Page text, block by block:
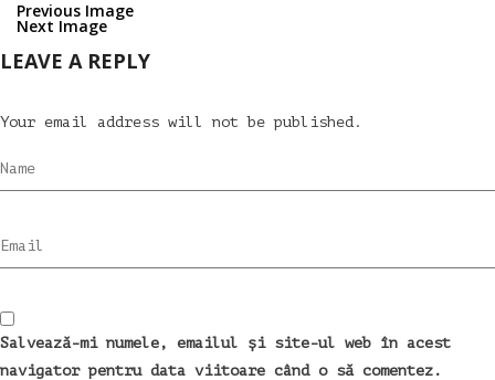
Previous Image
Next Image
LEAVE A REPLY
Your email address will not be published.
Name
Email
Salvează-mi numele, emailul și site-ul web în acest
navigator pentru data viitoare când o să comentez.